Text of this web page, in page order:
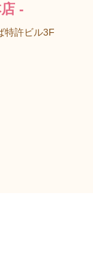
-
特許ビル3F